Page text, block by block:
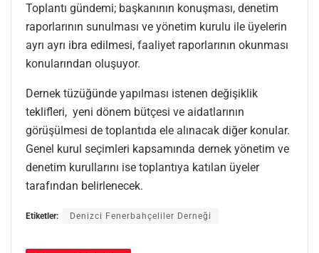
Toplantı gündemi; başkanının konuşması, denetim
raporlarının sunulması ve yönetim kurulu ile üyelerin
ayrı ayrı ibra edilmesi, faaliyet raporlarının okunması
konularından oluşuyor.
Dernek tüzüğünde yapılması istenen değişiklik
teklifleri, yeni dönem bütçesi ve aidatlarının
görüşülmesi de toplantıda ele alınacak diğer konular.
Genel kurul seçimleri kapsamında dernek yönetim ve
denetim kurullarını ise toplantıya katılan üyeler
tarafından belirlenecek.
Etiketler: Denizci Fenerbahçeliler Derneği